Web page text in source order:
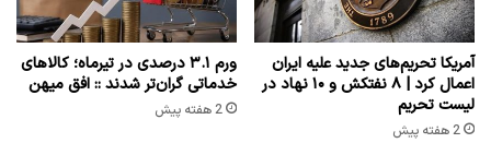
آمریکا تحریم‌های جدید علیه ایران
اعمال کرد | ۸ نفتکش و ۱۰ نهاد در
لیست تحریم
2 هفته پیش
ورم ۳.۱ درصدی در تیرماه؛ کالاهای
خدماتی گران‌تر شدند :: افق میهن
2 هفته پیش